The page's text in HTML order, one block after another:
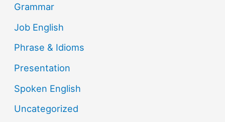
Grammar
Job English
Phrase & Idioms
Presentation
Spoken English
Uncategorized